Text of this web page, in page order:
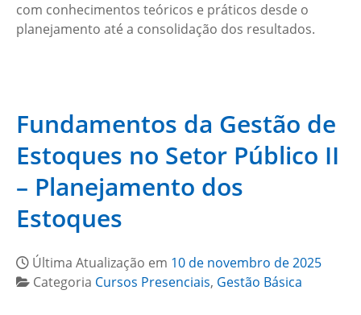
com conhecimentos teóricos e práticos desde o
planejamento até a consolidação dos resultados.
Fundamentos da Gestão de
Estoques no Setor Público II
– Planejamento dos
Estoques
Última Atualização em 10 de novembro de 2025
Categoria Cursos Presenciais, Gestão Básica